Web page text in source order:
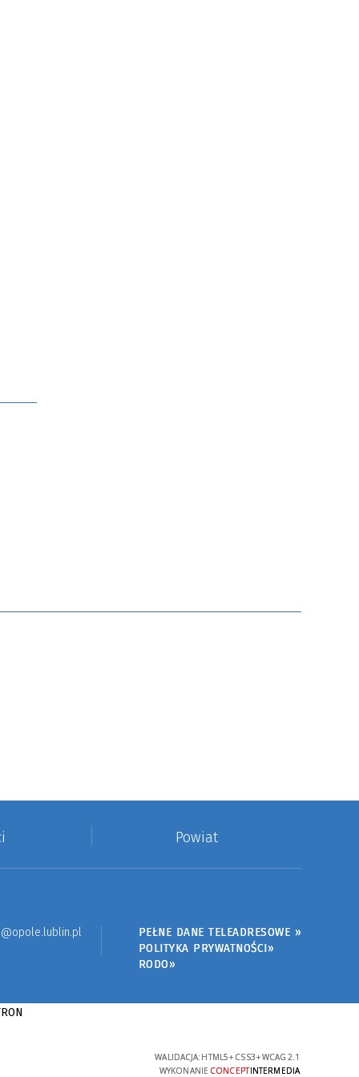
Powiat
PEŁNE DANE TELEADRESOWE »
POLITYKA PRYWATNOŚCI»
RODO»
WALIDACJA: HTML5+ CSS3+WCAG 2.1
WYKONANIE CONCEPTINTERMEDIA